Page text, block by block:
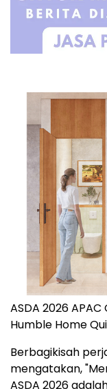
ASDA 2026
Humble Home
Berbagikisah
mengatakan,
ASDA 2026